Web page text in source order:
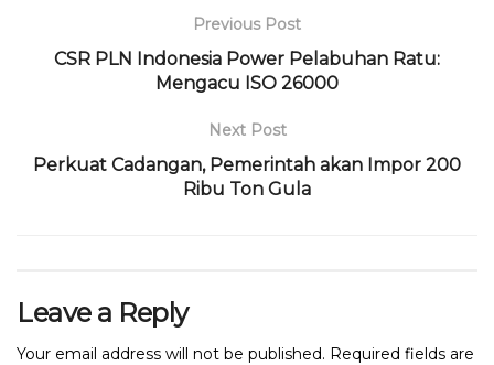
o
p
p
ra
m
d
s
Previous Post
CSR PLN Indonesia Power Pelabuhan Ratu:
Mengacu ISO 26000
Next Post
Perkuat Cadangan, Pemerintah akan Impor 200
Ribu Ton Gula
Leave a Reply
Your email address will not be published. Required fields are